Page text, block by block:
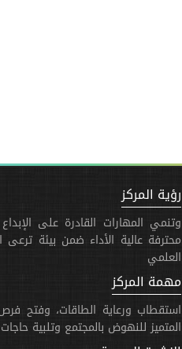
رؤية المركز
وتنمي المهارات القادرة على
محترفة عالية الأداء ضمن بيئة ترعى
العلمي
مهمة المركز
استقطاب ورعاية الطاقات، وفتح فرص
المتميز للنهوض بالمجتمع وتلبية